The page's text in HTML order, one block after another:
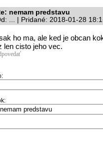
nemam predstavu
... | Pridané: 2018-01-28
ho ma, ale ked je obcan
len cisto jeho vec.